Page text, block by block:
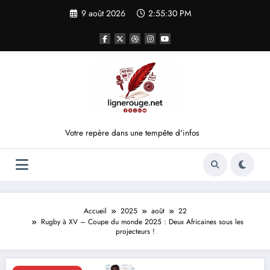
9 août 2026 2:55:30 PM
Votre repère dans une tempête d'infos
Accueil 2025 août
22
Rugby à XV – Coupe du monde 2025 : Deux Africaines sous les
projecteurs !